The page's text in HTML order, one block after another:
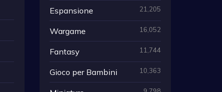
Espansione 21,205
Wargame 16,052
Fantasy 11,744
Gioco per Bambini 10,363